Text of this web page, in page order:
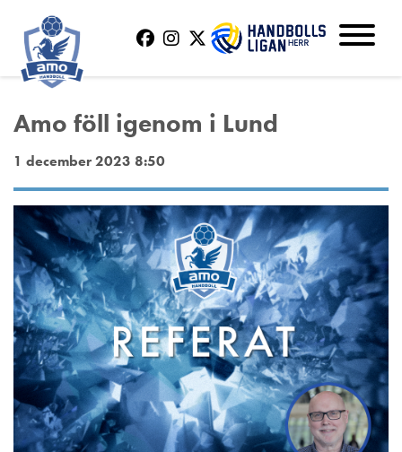
Amo föll igenom i Lund
1 december 2023 8:50